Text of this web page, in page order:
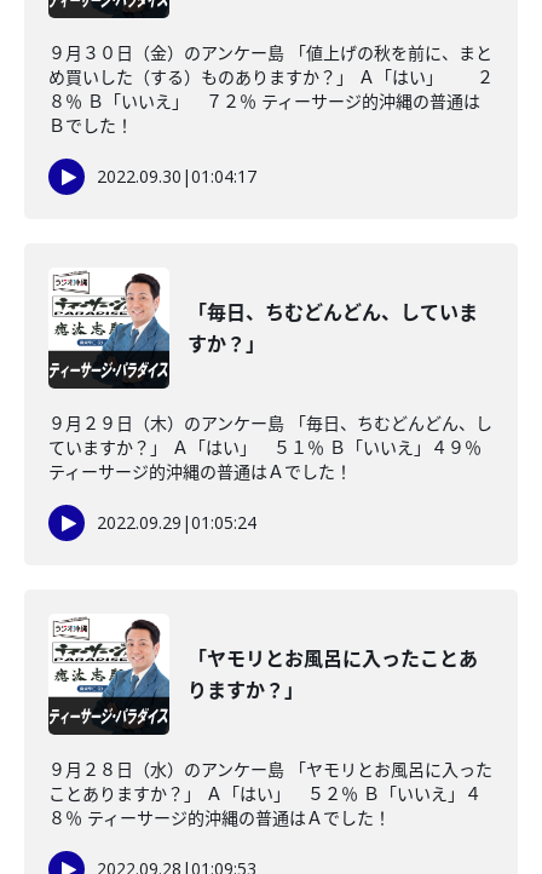
９月３０日（金）のアンケー島 「値上げの秋を前に、まと
め買いした（する）ものありますか？」 Ａ「はい」 ２
８％ Ｂ「いいえ」 ７２％ ティーサージ的沖縄の普通は
Ｂでした！
2022.09.30 |01:04:17
「毎日、ちむどんどん、していま
すか？」
９月２９日（木）のアンケー島 「毎日、ちむどんどん、し
ていますか？」 Ａ「はい」 ５１％ Ｂ「いいえ」４９％
ティーサージ的沖縄の普通はＡでした！
2022.09.29 |01:05:24
「ヤモリとお風呂に入ったことあ
りますか？」
９月２８日（水）のアンケー島 「ヤモリとお風呂に入った
ことありますか？」 Ａ「はい」 ５２％ Ｂ「いいえ」４
８％ ティーサージ的沖縄の普通はＡでした！
2022.09.28 |01:09:53